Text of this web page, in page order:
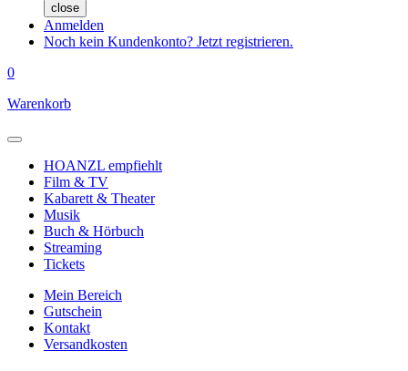
close
Anmelden
Noch kein Kundenkonto? Jetzt registrieren.
0
Warenkorb
HOANZL empfiehlt
Film & TV
Kabarett & Theater
Musik
Buch & Hörbuch
Streaming
Tickets
Mein Bereich
Gutschein
Kontakt
Versandkosten